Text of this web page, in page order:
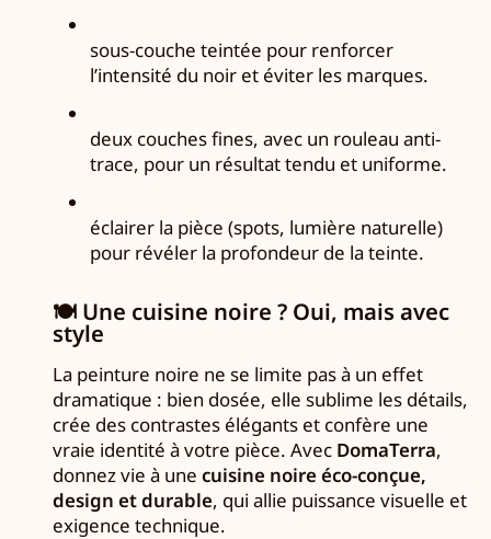
sous-couche teintée pour renforcer
l’intensité du noir et éviter les marques.
deux couches fines, avec un rouleau anti-
trace, pour un résultat tendu et uniforme.
éclairer la pièce (spots, lumière naturelle)
pour révéler la profondeur de la teinte.
🍽️ Une cuisine noire ? Oui, mais avec
style
La peinture noire ne se limite pas à un effet
dramatique : bien dosée, elle sublime les détails,
crée des contrastes élégants et confère une
vraie identité à votre pièce. Avec DomaTerra,
donnez vie à une cuisine noire éco-conçue,
design et durable, qui allie puissance visuelle et
exigence technique.